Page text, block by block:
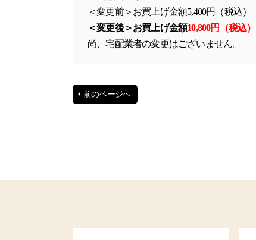
＜変更前＞お買上げ金額5,400円（税込）
＜変更後＞お買上げ金額10,800円（税込）
尚、宅配業者の変更はございません。
前のページへ